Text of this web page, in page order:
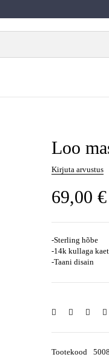
Loo
Kirjuta arvustus
69,00 €
-Sterling hõbe
-14k kullaga
-Taani disain
Tootekood